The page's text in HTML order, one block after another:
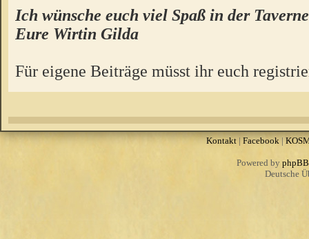
Ich wünsche euch viel Spaß in der
Eure Wirtin Gilda
Für eigene Beiträge müsst ihr euch
Kontakt|Facebook |
Powered by phpBB
Deutsche